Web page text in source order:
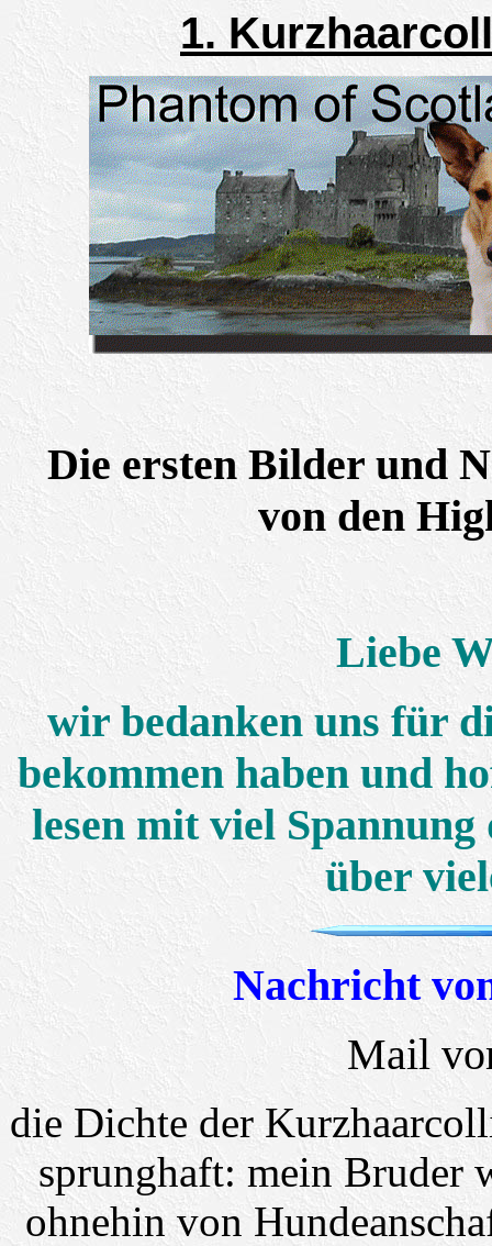
1.
Die ersten Bilder und
von den
Liebe
wir bedanken uns für
bekommen haben und
lesen mit viel
über
Nachricht
Mail
die Dichte der
sprunghaft: mein Bruder
ohnehin von